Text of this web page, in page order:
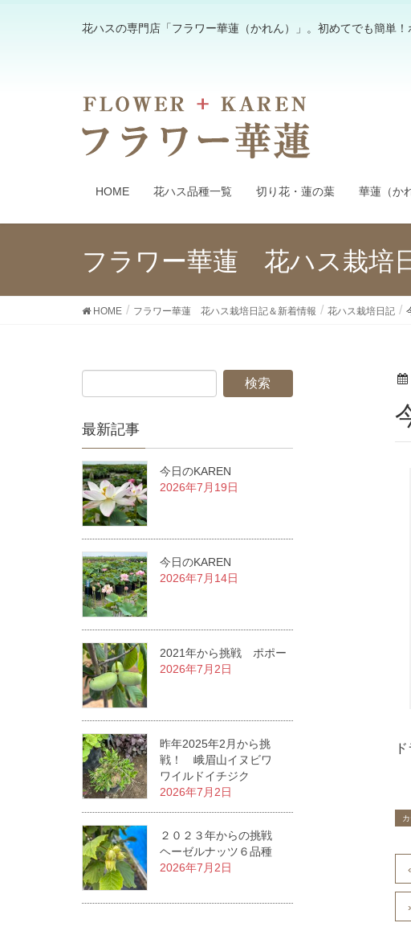
花ハスの専門店「フラワー華蓮（かれん）」。初めてでも簡単
HOME 花ハス品種一覧 切り花・蓮の葉 華蓮（か
フラワー華蓮 花ハス栽培
HOME フラワー華蓮 花ハス栽培日記＆新着情報 花ハス栽培日記
最新記事
今日のKAREN
2026年7月19日
今日のKAREN
2026年7月14日
2021年から挑戦 ポポー
2026年7月2日
昨年2025年2月から挑
戦！ 峨眉山イヌビワ
ワイルドイチジク
2026年7月2日
２０２３年からの挑戦
ヘーゼルナッツ６品種
2026年7月2日